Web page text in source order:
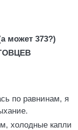
373?)
по равнинам, я
холодные капли